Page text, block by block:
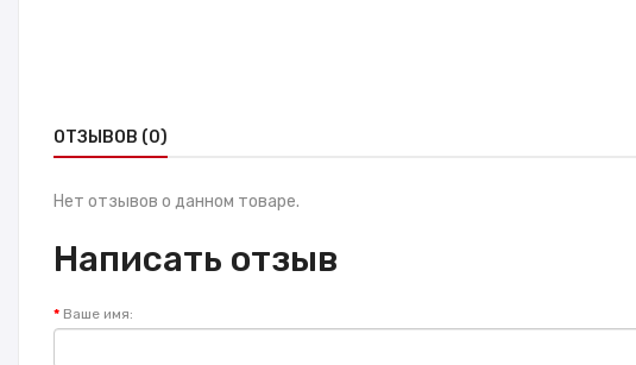
ОТЗЫВОВ (0)
Нет отзывов о данном товаре.
Написать отзыв
Ваше имя: